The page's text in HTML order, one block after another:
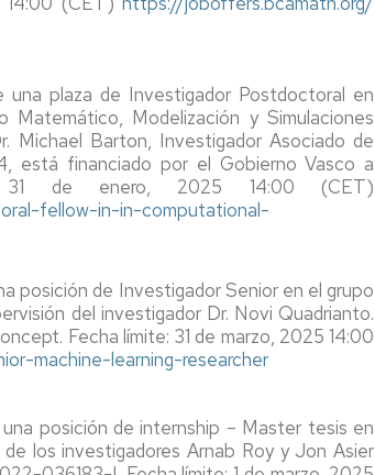
plaza de Investigador Postdoctoral en
Modelización y Simulaciones
Michael Barton, Investigador Asociado de
está financiado por el Gobierno Vasco a
31 de enero, 2025 14:00 (CET)
fellow-in-in-computational-
posición de Investigador Senior en el grupo
del investigador Dr. Novi Quadrianto.
Fecha límite: 31 de marzo, 2025 14:00
machine-learning-researcher
posición de internship – Master tesis en
los investigadores Arnab Roy y Jon Asier